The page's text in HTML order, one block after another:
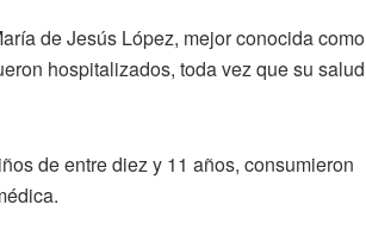
de Jesús López, mejor conocida como
hospitalizados, toda vez que su salud
de entre diez y 11 años, consumieron